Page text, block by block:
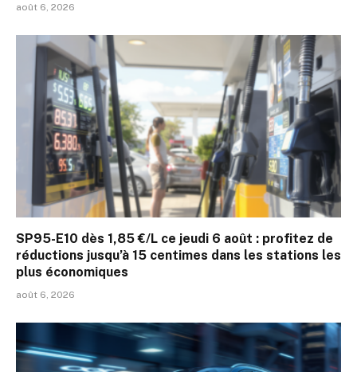
août 6, 2026
SP95-E10 dès 1,85 €/L ce jeudi 6 août : profitez de
réductions jusqu’à 15 centimes dans les stations les
plus économiques
août 6, 2026